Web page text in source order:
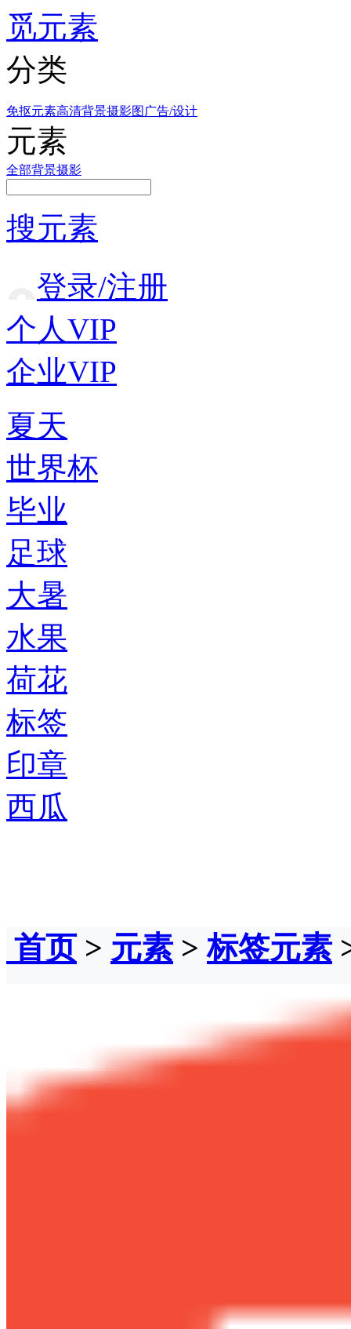
觅元素
分类
免抠元素高清背景摄影图 广告/设计
元素
全部背景摄影
搜元素
登录/注册
个人VIP
企业VIP
夏天
世界杯
毕业
足球
大暑
水果
荷花
标签
印章
西瓜
首页> 元素 >标签元素